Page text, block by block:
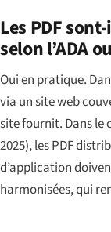
Les PDF
selon l’ADA
Oui en pratique.
via un site web
site fournit. Dans le
2025), les PDF
d’application
harmonisées, qui